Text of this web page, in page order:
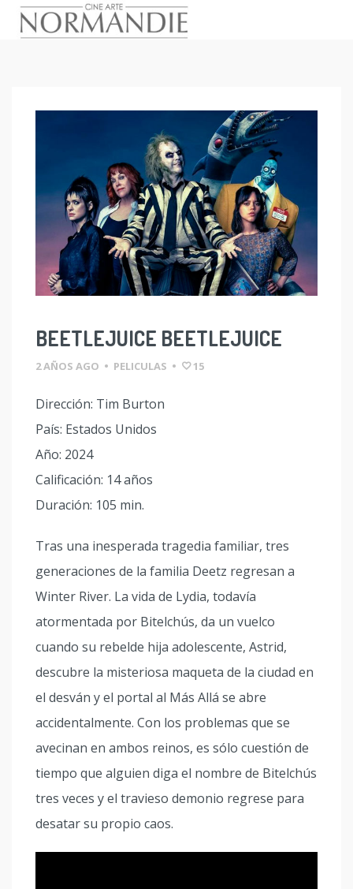
BEETLEJUICE BEETLEJUICE
2 AÑOS AGO • PELICULAS • 15
Dirección: Tim Burton
País: Estados Unidos
Año: 2024
Calificación: 14 años
Duración: 105 min.
Tras una inesperada tragedia familiar, tres
generaciones de la familia Deetz regresan a
Winter River. La vida de Lydia, todavía
atormentada por Bitelchús, da un vuelco
cuando su rebelde hija adolescente, Astrid,
descubre la misteriosa maqueta de la ciudad en
el desván y el portal al Más Allá se abre
accidentalmente. Con los problemas que se
avecinan en ambos reinos, es sólo cuestión de
tiempo que alguien diga el nombre de Bitelchús
tres veces y el travieso demonio regrese para
desatar su propio caos.